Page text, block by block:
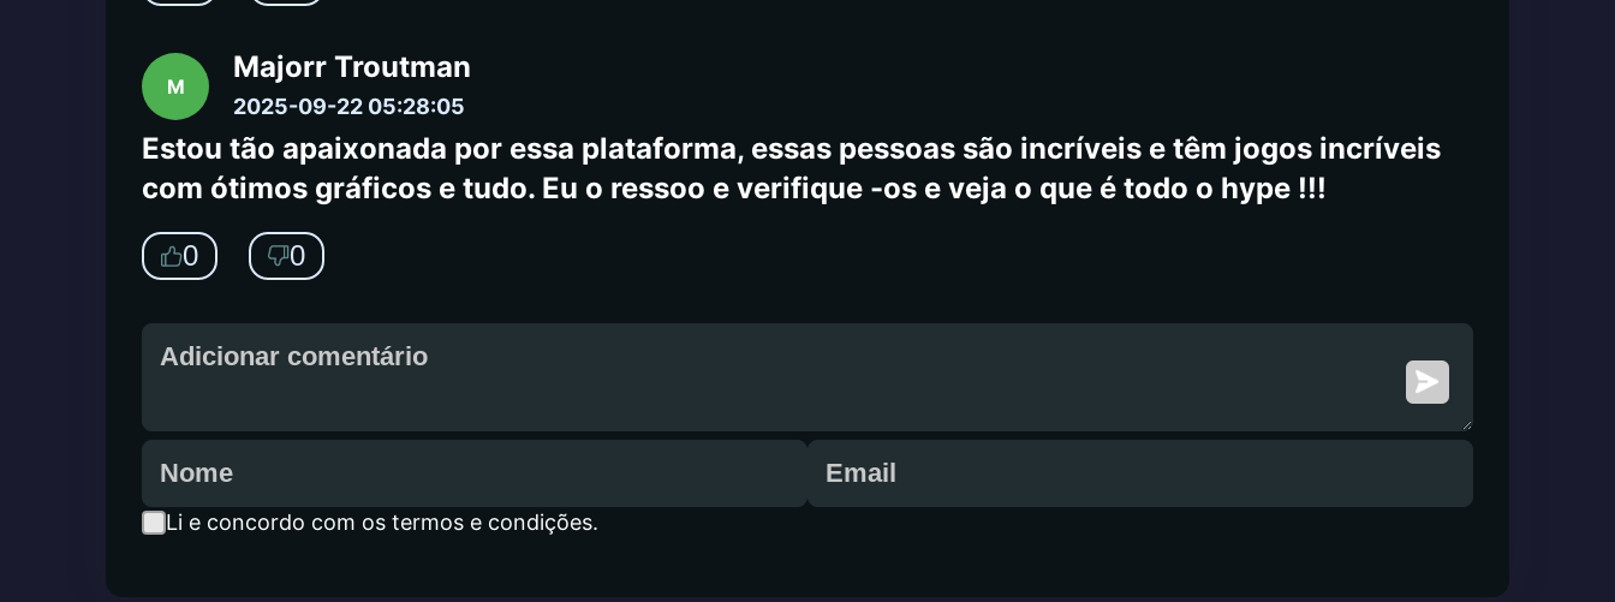
M
Majorr Troutman
2025-09-22 05:28:05
Estou tão apaixonada por essa plataforma, essas pessoas são incríveis e têm jogos incríveis
com ótimos gráficos e tudo. Eu o ressoo e verifique -os e veja o que é todo o hype !!!
0 0
Li e concordo com os termos e condições.